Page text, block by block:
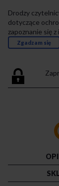
Drodzy
dotyczące
zapoznanie się
Zgadzam się